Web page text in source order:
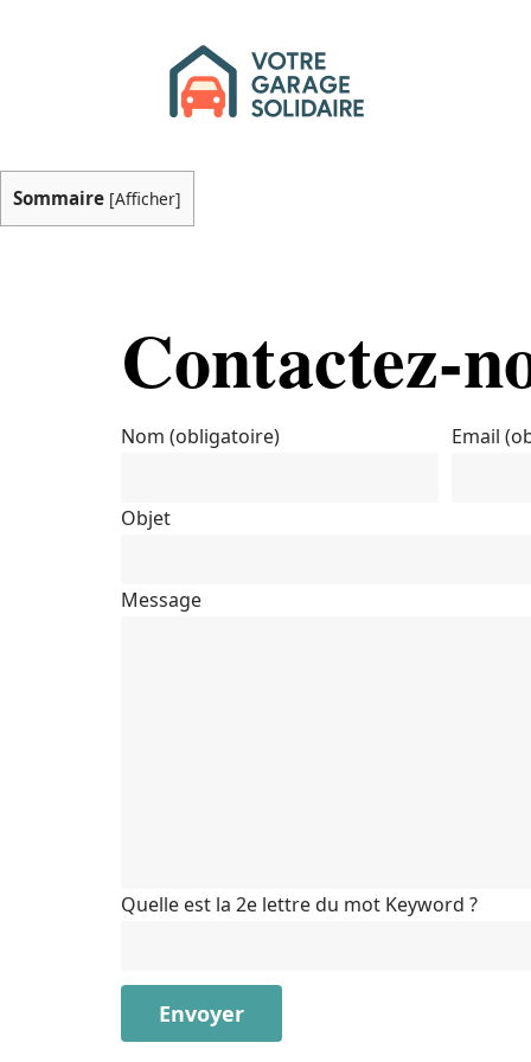
Sommaire [Afficher]
Contactez-
Nom (obligatoire) Email
Objet
Message
Quelle est la 2e lettre du mot Keyword ?